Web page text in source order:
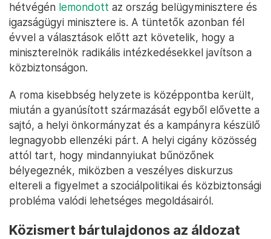
hétvégén lemondott az ország belügyminisztere és
igazságügyi minisztere is. A tüntetők azonban fél
évvel a választások előtt azt követelik, hogy a
miniszterelnök radikális intézkedésekkel javítson a
közbiztonságon.
A roma kisebbség helyzete is középpontba került,
miután a gyanúsított származását egyből elővette a
sajtó, a helyi önkormányzat és a kampányra készülő
legnagyobb ellenzéki párt. A helyi cigány közösség
attól tart, hogy mindannyiukat bűnözőnek
bélyegeznék, miközben a veszélyes diskurzus
eltereli a figyelmet a szociálpolitikai és közbiztonsági
probléma valódi lehetséges megoldásairól.
Közismert bártulajdonos az áldozat